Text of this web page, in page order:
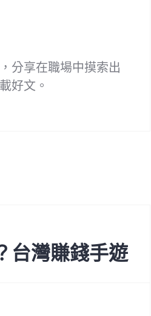
分享在職場中摸索出
好文。
台灣賺錢手遊